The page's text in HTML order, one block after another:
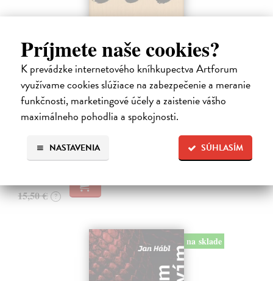
Príjmete naše cookies?
K prevádzke internetového kníhkupectva Artforum
využívame cookies slúžiace na zabezpečenie a meranie
funkčnosti, marketingové účely a zaistenie vášho
maximálneho pohodlia a spokojnosti.
SÚHLASÍM
NASTAVENIA
Pomalost
Kundera Milan| Kniha
Pomalost, chronologicky první ze čtyř románů Milana Kundery
napsaných francouzsky, vychází v českém překladu Anny
Kareninové. Vydávání Kunderových románů v českém jazyce se
Na sklade
15,50 € ?
na sklade